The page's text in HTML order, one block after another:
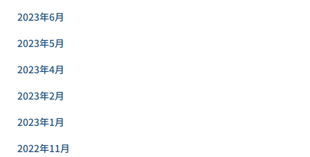
2023年6月
2023年5月
2023年4月
2023年2月
2023年1月
2022年11月